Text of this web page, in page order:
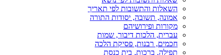
השאלות והתשובות לפי תאריך
אמונה, תשובה, יסודות התורה
מקורות ופירושיהם
עברית, הלכות דיבור, שמות
חכמים, רבנות, פסיקת הלכה
תפילה, ברכות, בית כנסת